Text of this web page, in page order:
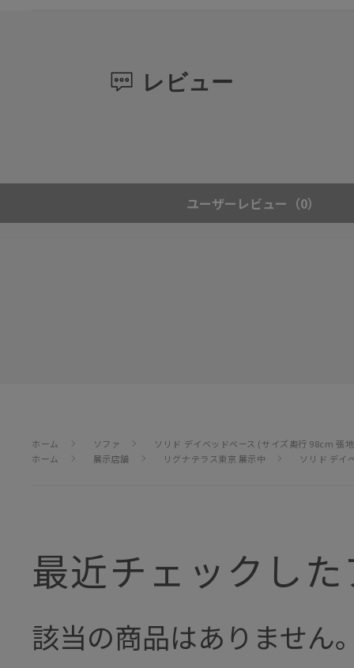
レビュー
ユーザーレビュー （0）
ホーム ソファ
ソリド デイベッドベース (サイズ奥行 98cm 張
ホーム
展示店舗 リグナテラス東京 展示中 ソリド デイ
最近チェックし
該当の商品はありません